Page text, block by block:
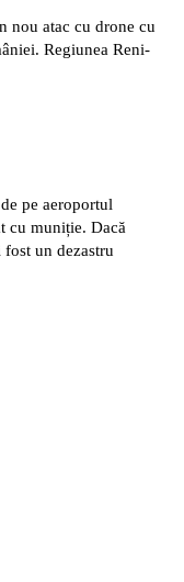
nou atac cu drone cu
Regiunea Reni-
pe aeroportul
cu muniție. Dacă
un dezastru